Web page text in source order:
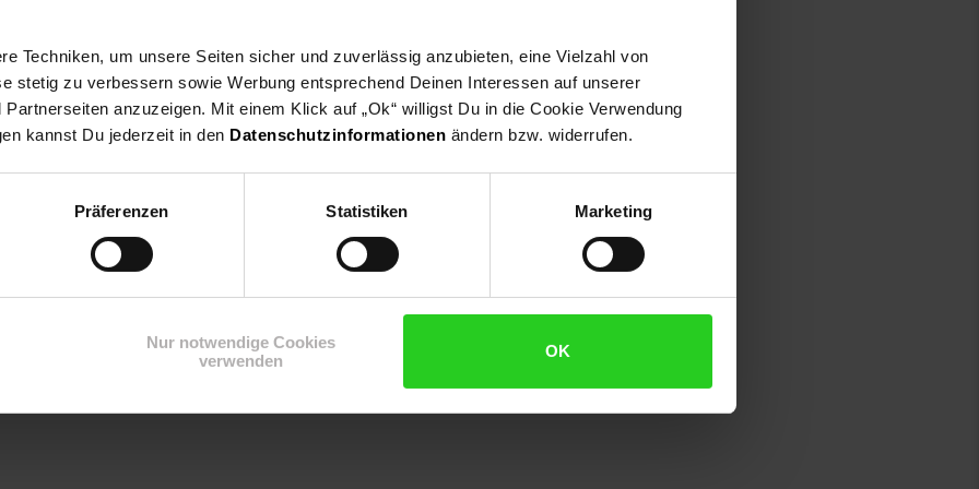
Techniken, um unsere Seiten sicher und zuverlässig anzubieten, eine Vielzahl von
stetig zu verbessern sowie Werbung entsprechend Deinen Interessen auf unserer
anzuzeigen. Mit einem Klick auf „Ok“ willigst Du in die Cookie Verwendung
kannst Du jederzeit in den Datenschutzinformationen ändern bzw. widerrufen.
Präferenzen Statistiken Marketing
Nur notwendige Cookies
verwenden
OK
Baumwolltuch.